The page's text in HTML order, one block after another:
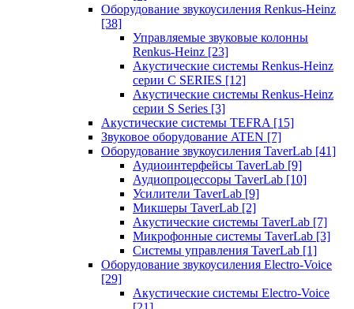
Оборудование звукоусиления Renkus-Heinz
[38]
Управляемые звуковые колонны
Renkus-Heinz [23]
Акустические системы Renkus-Heinz
серии C SERIES [12]
Акустические системы Renkus-Heinz
серии S Series [3]
Акустические системы TEFRA [15]
Звуковое оборудование ATEN [7]
Оборудование звукоусиления TaverLab [41]
Аудиоинтерфейсы TaverLab [9]
Аудиопроцессоры TaverLab [10]
Усилители TaverLab [9]
Микшеры TaverLab [2]
Акустические системы TaverLab [7]
Микрофонные системы TaverLab [3]
Системы управления TaverLab [1]
Оборудование звукоусиления Electro-Voice
[29]
Акустические системы Electro-Voice